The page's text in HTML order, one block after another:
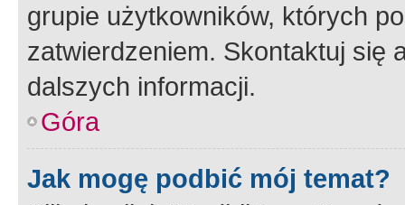
grupie użytkowników, których
zatwierdzeniem. Skontaktuj się
dalszych informacji.
Góra
Jak mogę podbić mój temat?